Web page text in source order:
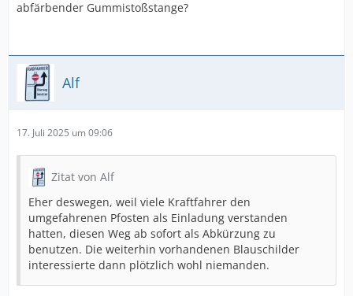
abfärbender Gummistoßstange?
Alf
17. Juli 2025 um 09:06
Zitat von Alf
Eher deswegen, weil viele Kraftfahrer den
umgefahrenen Pfosten als Einladung verstanden
hatten, diesen Weg ab sofort als Abkürzung zu
benutzen. Die weiterhin vorhandenen Blauschilder
interessierte dann plötzlich wohl niemanden.